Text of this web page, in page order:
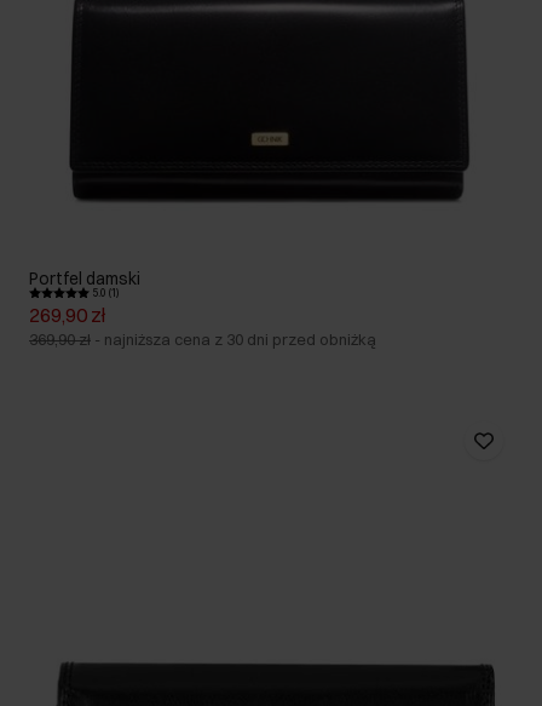
Portfel damski
5.0 (1)
269,90 zł
369,90 zł - najniższa cena z 30 dni przed obniżką